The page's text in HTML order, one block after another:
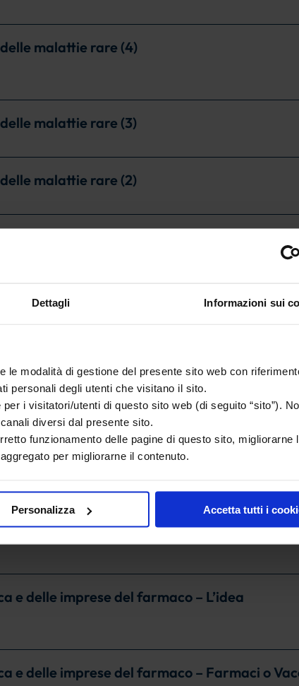
Dettagli Informazioni sui
le modalità di gestione del presente sito web con
personali degli utenti che visitano il sito.
i visitatori/utenti di questo sito web (di seguito “sito”).
diversi dal presente sito.
funzionamento delle pagine di questo sito, migliorarne
per migliorarne il contenuto.
Personalizza Accetta tutti i
malattie rare (4)
malattie rare (3)
malattie rare (2)
sono?
e delle imprese del farmaco
e delle imprese del farmaco – Antibiotici
e delle imprese del farmaco – L’idea
e delle imprese del farmaco – Farmaci o